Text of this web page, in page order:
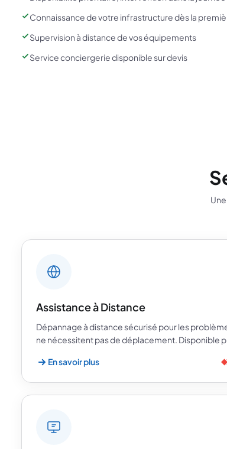
Connaissance de votre infrastructure dès la
Supervision à distance de vos équipements
Service conciergerie disponible sur devis
Assistance à Distance
Dépannage à distance sécurisé pour les
ne nécessitent pas de déplacement. Disponible
En savoir plus